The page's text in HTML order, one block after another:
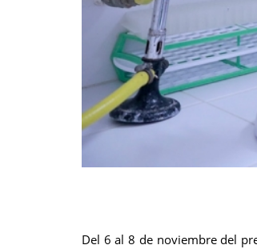
Del 6 al 8 de noviembre del